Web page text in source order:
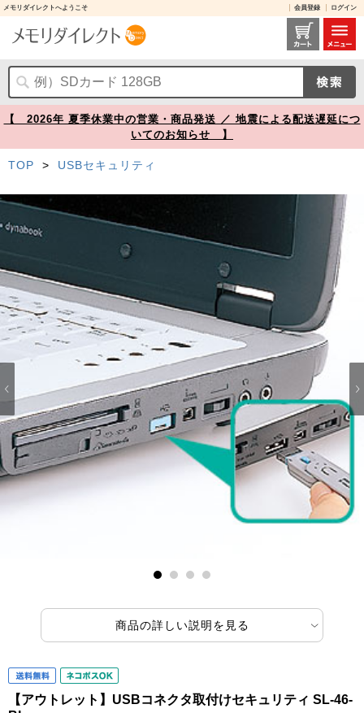
メモリダイレクトへようこそ 会員登録 ログイン
【アウトレット】USBコネクタ取付けセキュリティ SL-46-BL【メモリダイレクト】
【 2026年 夏季休業中の営業・商品発送 ／ 地震による配送遅延につ
いてのお知らせ 】
TOP > USBセキュリティ
Prev
商品の詳しい説明を見る
【アウトレット】USBコネクタ取付けセキュリティ SL-46-